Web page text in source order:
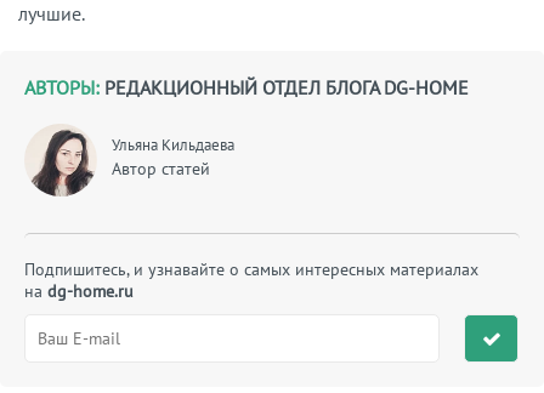
лучшие.
АВТОРЫ: РЕДАКЦИОННЫЙ ОТДЕЛ БЛОГА DG-HOME
Ульяна Кильдаева
Автор статей
Подпишитесь, и узнавайте о самых интересных материалах
на dg-home.ru